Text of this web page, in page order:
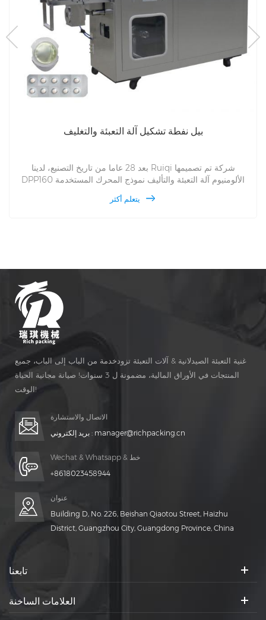
بيل نفطة تشكيل آلة التعبئة والتغليف
بعد 28 عاما من تاريخ التصنيع، لدينا Ruiqi شركة تم تصميمها
DPP160 الألومنيوم آلة التعبئة والتأليف نموذج المحرك المستخدمة
يتعلم أكثر
غنية التعبئة الصيدلانية & آلات التعبئة تزودخدمة من الباب إلى الباب، جميع
المنتجات في الأوراق المالية، مضمونة ل 3 سنوات! صيانة مجانية الحياة
الوقت!
الاتصال والاستشارة
بريد إلكتروني : manager@richpacking.cn
Wechat & Whatsapp & خط
+8618023458944
عنوان
Building D, No. 226, Beishan Qiaotou Street, Haizhu
District, Guangzhou City, Guangdong Province, China
تابعنا
العلامات الساخنة